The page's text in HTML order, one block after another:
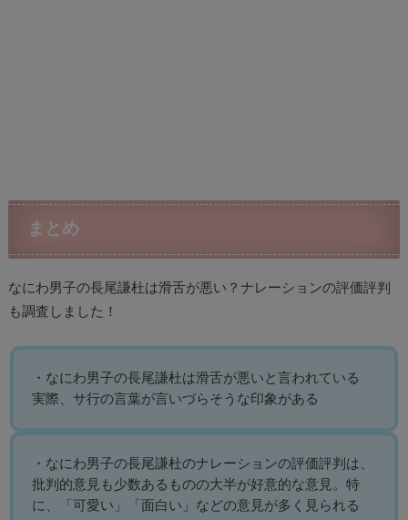
まとめ
なにわ男子の長尾謙杜は滑舌が悪い？ナレーションの評価評判
も調査しました！
・なにわ男子の長尾謙杜は滑舌が悪いと言われている
実際、サ行の言葉が言いづらそうな印象がある
・なにわ男子の長尾謙杜のナレーションの評価評判は、
批判的意見も少数あるものの大半が好意的な意見。特
に、「可愛い」「面白い」などの意見が多く見られる